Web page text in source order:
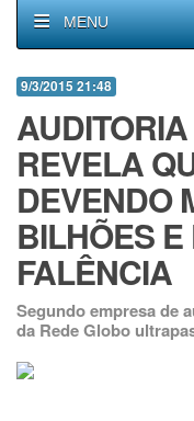
MENU
9/3/2015 21:48
REVELA
DEVENDO
BILHÕES
FALÊNCIA
Segundo empresa de
da Rede Globo